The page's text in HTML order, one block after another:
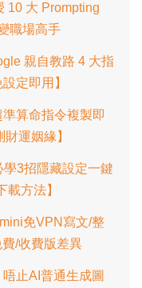
10 大 Prompting
職場高手
親自教路 4 大指
定即用】
算命指令複製即
運姻緣】
3招隱藏設定一鍵
方法】
免VPN寫文/整
/收費版差異
止AI普通生成圖